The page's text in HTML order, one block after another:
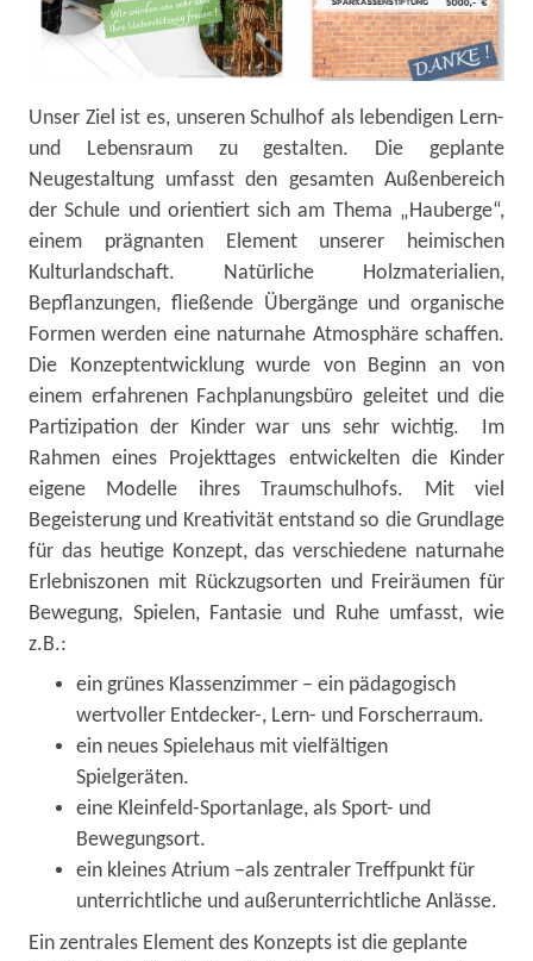
Unser Ziel ist es, unseren Schulhof als lebendigen Lern-
und Lebensraum zu gestalten. Die geplante
Neugestaltung umfasst den gesamten Außenbereich
der Schule und orientiert sich am Thema „Hauberge“,
einem prägnanten Element unserer heimischen
Kulturlandschaft. Natürliche Holzmaterialien,
Bepflanzungen, fließende Übergänge und organische
Formen werden eine naturnahe Atmosphäre schaffen.
Die Konzeptentwicklung wurde von Beginn an von
einem erfahrenen Fachplanungsbüro geleitet und die
Partizipation der Kinder war uns sehr wichtig. Im
Rahmen eines Projekttages entwickelten die Kinder
eigene Modelle ihres Traumschulhofs. Mit viel
Begeisterung und Kreativität entstand so die Grundlage
für das heutige Konzept, das verschiedene naturnahe
Erlebniszonen mit Rückzugsorten und Freiräumen für
Bewegung, Spielen, Fantasie und Ruhe umfasst, wie
z.B.:
ein grünes Klassenzimmer – ein pädagogisch
wertvoller Entdecker-, Lern- und Forscherraum.
ein neues Spielehaus mit vielfältigen
Spielgeräten.
eine Kleinfeld-Sportanlage, als Sport- und
Bewegungsort.
ein kleines Atrium –als zentraler Treffpunkt für
unterrichtliche und außerunterrichtliche Anlässe.
Ein zentrales Element des Konzepts ist die geplante